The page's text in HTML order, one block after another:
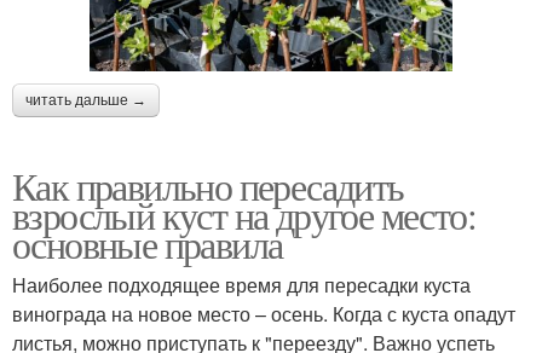
читать дальше →
Как правильно пересадить
взрослый куст на другое место:
основные правила
Наиболее подходящее время для пересадки куста
винограда на новое место – осень. Когда с куста опадут
листья, можно приступать к "переезду". Важно успеть